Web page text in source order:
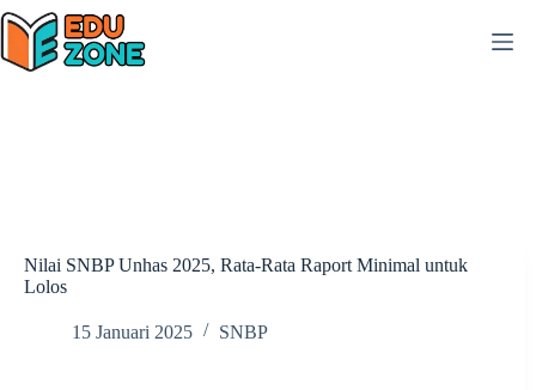
Skip
to
content
Nilai SNBP Unhas 2025, Rata-Rata Raport Minimal untuk
Lolos
15 Januari 2025 SNBP